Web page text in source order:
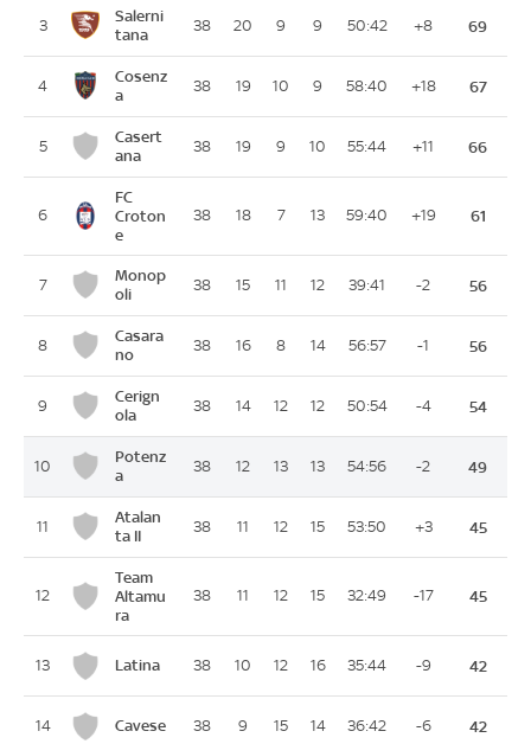
3
Salerni
tana
38 20 9 9 50:42 +8 69
4
Cosenz
a
38 19 10 9 58:40 +18 67
5
Casert
ana
38 19 9 10 55:44 +11 66
6
FC
Croton
e
38 18 7 13 59:40 +19 61
7
Monop
oli
38 15 11 12 39:41 -2 56
8
Casara
no
38 16 8 14 56:57 -1 56
9
Cerign
ola
38 14 12 12 50:54 -4 54
10
Potenz
a
38 12 13 13 54:56 -2 49
11
Atalan
ta II
38 11 12 15 53:50 +3 45
12
Team
Altamu
ra
38 11 12 15 32:49 -17 45
13 Latina 38 10 12 16 35:44 -9 42
14 Cavese 38 9 15 14 36:42 -6 42